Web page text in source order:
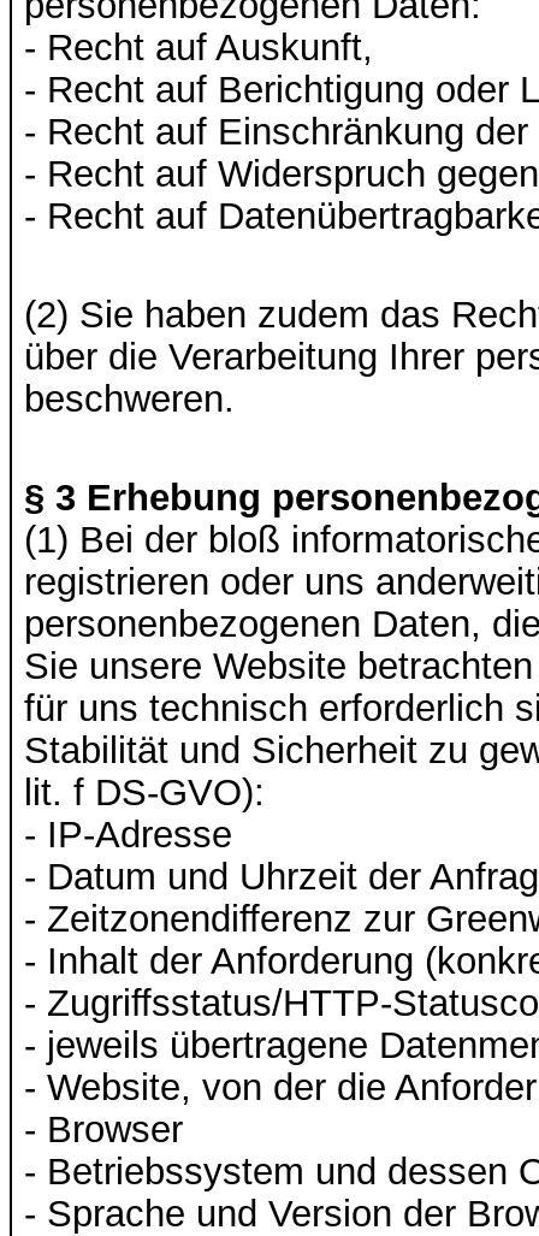
- Recht auf Auskunft,
- Recht auf Berichtigung oder
- Recht auf Einschränkung
- Recht auf Widerspruch
- Recht auf
(2) Sie haben zudem das
über die Verarbeitung Ihrer
beschweren.
§ 3 Erhebung
(1) Bei der bloß
registrieren oder uns
personenbezogenen Daten,
Sie unsere Website
für uns technisch erforderlich
Stabilität und Sicherheit zu
lit. f DS-GVO):
- IP-Adresse
- Datum und Uhrzeit der
- Zeitzonendifferenz zur
- Inhalt der Anforderung
- Zugriffsstatus/HTTP-
- jeweils übertragene
- Website, von der die
- Browser
- Betriebssystem und dessen
- Sprache und Version der